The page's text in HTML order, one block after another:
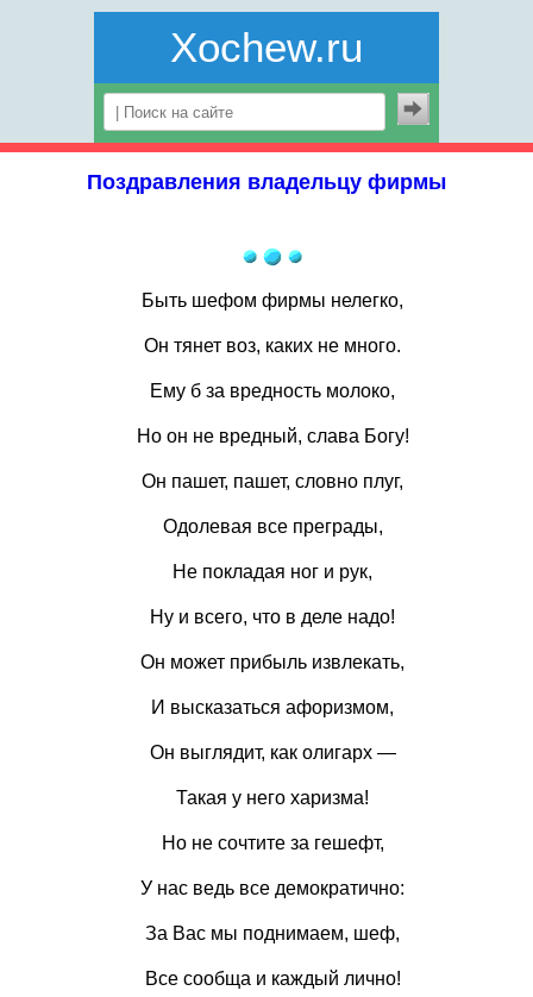
Xochew.ru
Поздравления владельцу фирмы
Быть шефом фирмы нелегко,
Он тянет воз, каких не много.
Ему б за вредность молоко,
Но он не вредный, слава Богу!
Он пашет, пашет, словно плуг,
Одолевая все преграды,
Не покладая ног и рук,
Ну и всего, что в деле надо!
Он может прибыль извлекать,
И высказаться афоризмом,
Он выглядит, как олигарх —
Такая у него харизма!
Но не сочтите за гешефт,
У нас ведь все демократично:
За Вас мы поднимаем, шеф,
Все сообща и каждый лично!